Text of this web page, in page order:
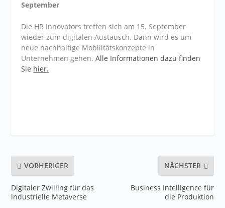
September
Die HR Innovators treffen sich am 15. September
wieder zum digitalen Austausch. Dann wird es um
neue nachhaltige Mobilitätskonzepte in
Unternehmen gehen.Alle Informationen dazu finden
Sie hier.
VORHERIGER
Digitaler Zwilling für das
industrielle Metaverse
NÄCHSTER
Business Intelligence für
die Produktion